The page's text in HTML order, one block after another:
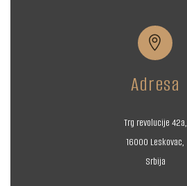


Adresa
Trg revolucije 42a,
16000 Leskovac,
Srbija